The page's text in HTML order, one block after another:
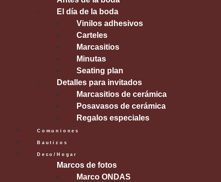
El día de la boda
Vinilos adhesivos
Carteles
Marcasitios
Minutas
Seating plan
Detalles para invitados
Marcasitios de cerámica
Posavasos de cerámica
Regalos especiales
Comuniones
Bautizos
Deco/Hogar
Marcos de fotos
Marco ONDAS